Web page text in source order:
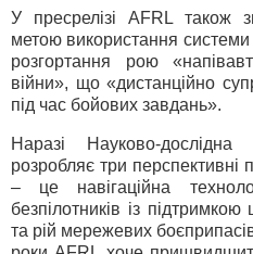
У пресрелізі AFRL також
метою використання
розгортання рою
війни», що «дистанційно
під час бойових завдань».
Наразі Науково-
розробляє три перспективні
– це навігаційна
безпілотників із
та рій мережевих